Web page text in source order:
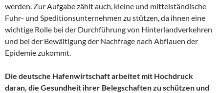
werden. Zur Aufgabe zählt auch, kleine und mittelständische
Fuhr- und Speditionsunternehmen zu stützen, da ihnen eine
wichtige Rolle bei der Durchführung von Hinterlandverkehren
und bei der Bewältigung der Nachfrage nach Abflauen der
Epidemie zukommt.
Die deutsche Hafenwirtschaft arbeitet mit Hochdruck
daran, die Gesundheit ihrer Belegschaften zu schützen und